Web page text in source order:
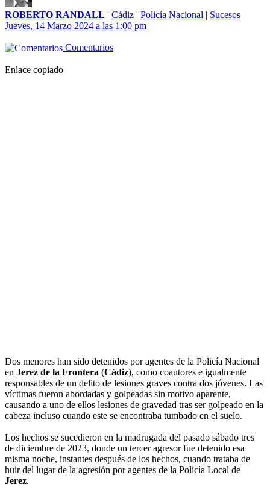
ROBERTO RANDALL | Cádiz | Policía Nacional | Sucesos
Jueves, 14 Marzo 2024 a las 1:00 pm
Comentarios
Enlace copiado
Dos menores han sido detenidos por agentes de la Policía Nacional
en Jerez de la Frontera (Cádiz), como coautores e igualmente
responsables de un delito de lesiones graves contra dos jóvenes. Las
víctimas fueron abordadas y golpeadas sin motivo aparente,
causando a uno de ellos lesiones de gravedad tras ser golpeado en la
cabeza incluso cuando este se encontraba tumbado en el suelo.
Los hechos se sucedieron en la madrugada del pasado sábado tres
de diciembre de 2023, donde un tercer agresor fue detenido esa
misma noche, instantes después de los hechos, cuando trataba de
huir del lugar de la agresión por agentes de la Policía Local de
Jerez.